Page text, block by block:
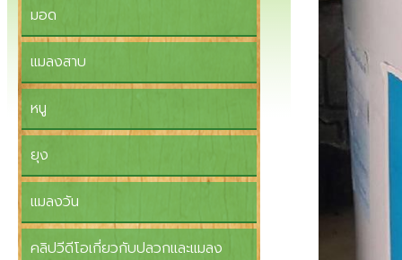
มอด
แมลงสาบ
หนู
ยุง
แมลงวัน
คลิปวีดีโอเกี่ยวกับปลวกและแมลง